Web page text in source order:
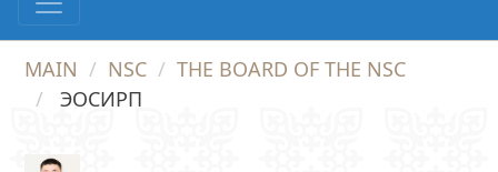
MAIN NSC
THE BOARD OF THE NSC
ЭОСИРП